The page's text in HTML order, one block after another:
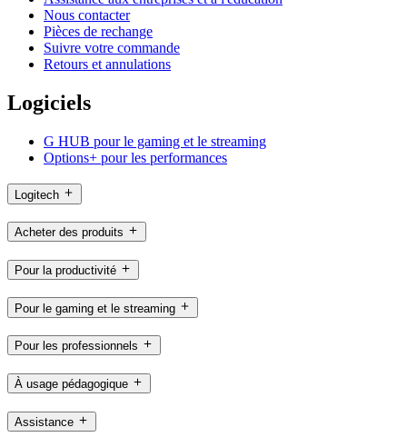
Nous contacter
Pièces de rechange
Suivre votre commande
Retours et annulations
Logiciels
G HUB pour le gaming et le streaming
Options+ pour les performances
Logitech
Acheter des produits
Pour la productivité
Pour le gaming et le streaming
Pour les professionnels
À usage pédagogique
Assistance